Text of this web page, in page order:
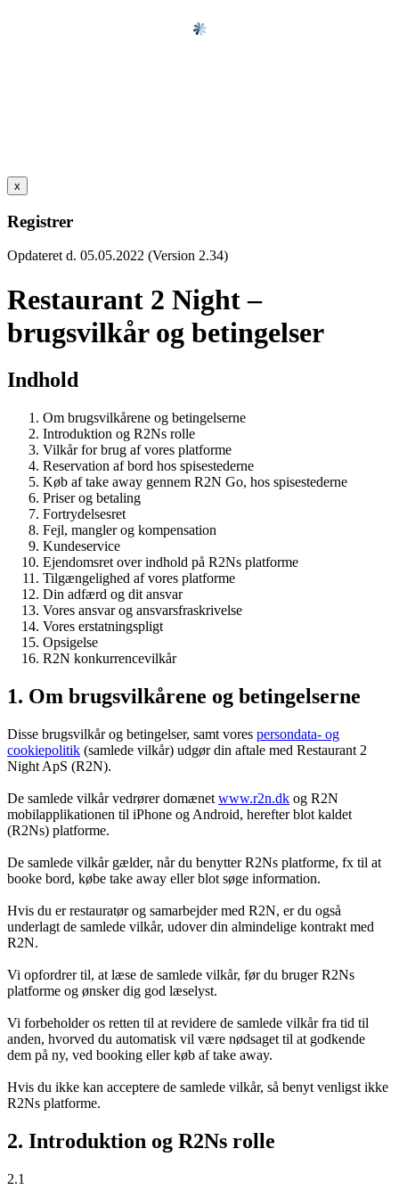
x
Registrer
Opdateret d. 05.05.2022 (Version 2.34)
Restaurant 2 Night –
brugsvilkår og betingelser
Indhold
Om brugsvilkårene og betingelserne
Introduktion og R2Ns rolle
Vilkår for brug af vores platforme
Reservation af bord hos spisestederne
Køb af take away gennem R2N Go, hos spisestederne
Priser og betaling
Fortrydelsesret
Fejl, mangler og kompensation
Kundeservice
Ejendomsret over indhold på R2Ns platforme
Tilgængelighed af vores platforme
Din adfærd og dit ansvar
Vores ansvar og ansvarsfraskrivelse
Vores erstatningspligt
Opsigelse
R2N konkurrencevilkår
1. Om brugsvilkårene og betingelserne
Disse brugsvilkår og betingelser, samt vores persondata- og
cookiepolitik (samlede vilkår) udgør din aftale med Restaurant 2
Night ApS (R2N).
De samlede vilkår vedrører domænet www.r2n.dk og R2N
mobilapplikationen til iPhone og Android, herefter blot kaldet
(R2Ns) platforme.
De samlede vilkår gælder, når du benytter R2Ns platforme, fx til at
booke bord, købe take away eller blot søge information.
Hvis du er restauratør og samarbejder med R2N, er du også
underlagt de samlede vilkår, udover din almindelige kontrakt med
R2N.
Vi opfordrer til, at læse de samlede vilkår, før du bruger R2Ns
platforme og ønsker dig god læselyst.
Vi forbeholder os retten til at revidere de samlede vilkår fra tid til
anden, hvorved du automatisk vil være nødsaget til at godkende
dem på ny, ved booking eller køb af take away.
Hvis du ikke kan acceptere de samlede vilkår, så benyt venligst ikke
R2Ns platforme.
2. Introduktion og R2Ns rolle
2.1